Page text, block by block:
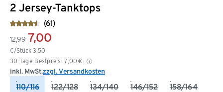
2 Jersey-Tanktops
(61)
12,99 7,00
€/Stück 3,50
30-Tage-Bestpreis: 7,00 €
inkl. MwSt.zzgl. Versandkosten
110/116 122/128 134/140 146/152 158/164